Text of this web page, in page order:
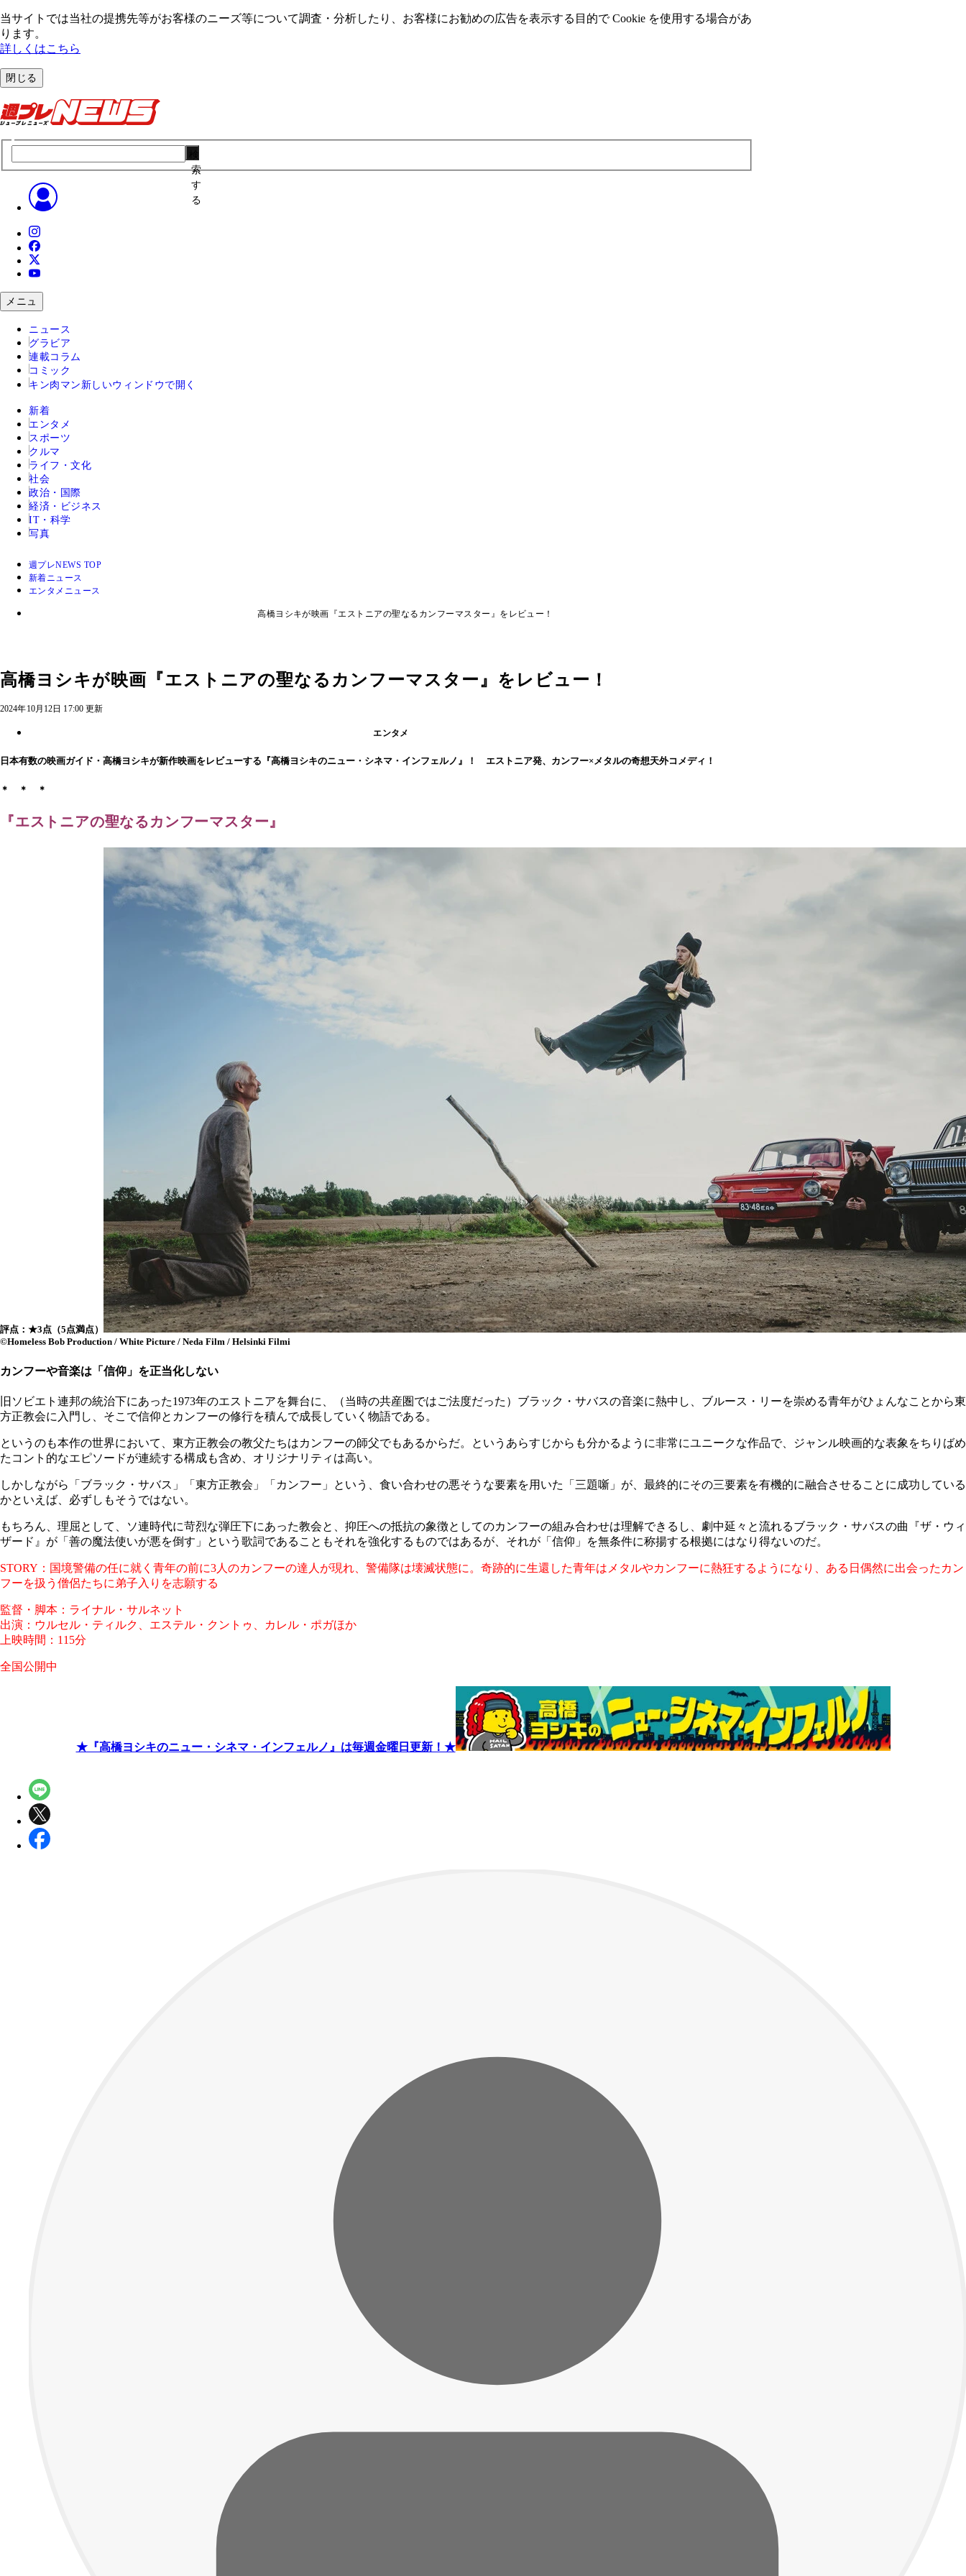
当サイトでは当社の提携先等がお客様のニーズ等について調査・分析したり、お客様にお勧めの広告を表⽰する⽬的で Cookie を使⽤する場合があ
ります。
詳しくはこちら
閉じる
索
す
る
メニュ
ニュース
グラビア
連載コラム
コミック
キン肉マン 新しいウィンドウで開く
新着
エンタメ
スポーツ
クルマ
ライフ・文化
社会
政治・国際
経済・ビジネス
IT・科学
写真
週プレNEWS TOP
新着ニュース
エンタメニュース
高橋ヨシキが映画『エストニアの聖なるカンフーマスター』をレビュー！
高橋ヨシキが映画『エストニアの聖なるカンフーマスター』をレビュー！
2024年10月12日 17:00 更新
エンタメ
日本有数の映画ガイド・高橋ヨシキが新作映画をレビューする『高橋ヨシキのニュー・シネマ・インフェルノ』！ エストニア発、カンフー×メタルの奇想天外コメディ！
＊ ＊ ＊
『エストニアの聖なるカンフーマスター』
評点：★3点（5点満点）
©Homeless Bob Production / White Picture / Neda Film / Helsinki Filmi
カンフーや音楽は「信仰」を正当化しない
旧ソビエト連邦の統治下にあった1973年のエストニアを舞台に、（当時の共産圏ではご法度だった）ブラック・サバスの音楽に熱中し、ブルース・リーを崇める青年がひょんなことから東
方正教会に入門し、そこで信仰とカンフーの修行を積んで成長していく物語である。
というのも本作の世界において、東方正教会の教父たちはカンフーの師父でもあるからだ。というあらすじからも分かるように非常にユニークな作品で、ジャンル映画的な表象をちりばめ
たコント的なエピソードが連続する構成も含め、オリジナリティは高い。
しかしながら「ブラック・サバス」「東方正教会」「カンフー」という、食い合わせの悪そうな要素を用いた「三題噺」が、最終的にその三要素を有機的に融合させることに成功している
かといえば、必ずしもそうではない。
もちろん、理屈として、ソ連時代に苛烈な弾圧下にあった教会と、抑圧への抵抗の象徴としてのカンフーの組み合わせは理解できるし、劇中延々と流れるブラック・サバスの曲『ザ・ウィ
ザード』が「善の魔法使いが悪を倒す」という歌詞であることもそれを強化するものではあるが、それが「信仰」を無条件に称揚する根拠にはなり得ないのだ。
STORY：国境警備の任に就く⻘年の前に3⼈のカンフーの達⼈が現れ、警備隊は壊滅状態に。奇跡的に⽣還した青年はメタルやカンフーに熱狂するようになり、ある日偶然に出会ったカン
フーを扱う僧侶たちに弟⼦⼊りを志願する
監督・脚本：ライナル・サルネット
出演：ウルセル・ティルク、エステル・クントゥ、カレル・ポガほか
上映時間：115分
全国公開中
★『高橋ヨシキのニュー・シネマ・インフェルノ』は毎週金曜日更新！★